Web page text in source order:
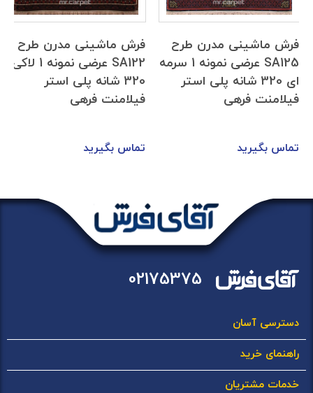
فرش ماشینی مدرن طرح
SA125 عرضی نمونه 1 سرمه
ای 320 شانه پلی استر
فیلامنت فرهی
تماس بگیرید
فرش ماشینی مدرن طرح
SA122 عرضی نمونه 1 لاکی
320 شانه پلی استر
فیلامنت فرهی
تماس بگیرید
02175375
دسترسی آسان
راهنمای خرید
خدمات مشتریان